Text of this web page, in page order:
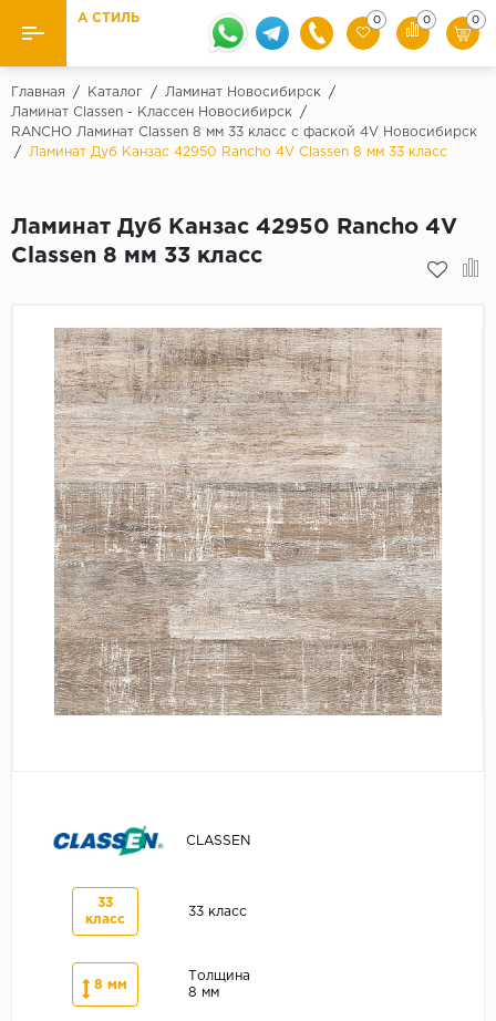
Назад
Ламинат Бренды
Quick Step
31 класс
32 класс
33 класс
Палитра
Серый
Бежевый
Дуб светлый
Коричневый
Страна
Австрия
Ковролин и ковровая плитка
Линолеум
Плинтус
Кварцевый ламинат SPC
Подложка под паркет и ламинат
А СТИЛЬ 0 0 0
Главная / Каталог / Ламинат Новосибирск
/
Ламинат Classen - Классен Новосибирск
/
RANCHO Ламинат Classen 8 мм 33 класс с фаской 4V Новосибирск
/
Ламинат Дуб Канзас 42950 Rancho 4V Classen 8 мм 33 класс
Ламинат Дуб Канзас 42950 Rancho 4V
Classen 8 мм 33 класс
CLASSEN
33
класс
33 класс
8 мм
Толщина
8 мм